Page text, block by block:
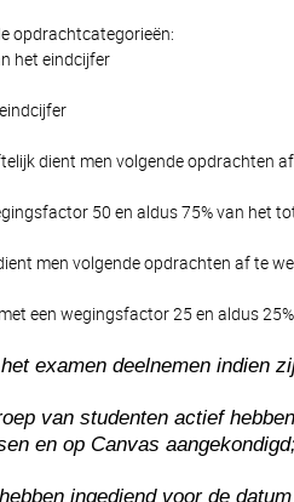
opdrachtcategorieën:
het eindcijfer
dient men volgende opdrachten
50 en aldus 75% van het
men volgende opdrachten af te
een wegingsfactor 25 en aldus
examen deelnemen indien
van studenten actief
en op Canvas
ingediend voor de